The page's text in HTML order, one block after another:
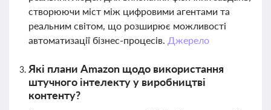
створюючи міст між цифровими агентами та
реальним світом, що розширює можливості
автоматизації бізнес-процесів. Джерело
Які плани Amazon щодо використання
штучного інтелекту у виробництві
контенту?